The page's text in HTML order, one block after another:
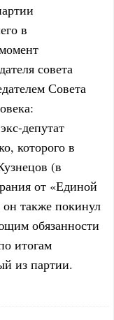
в
совета
Совета
депутат
которого в
(в
от «Единой
он также покинул
обязанности
итогам
из партии.